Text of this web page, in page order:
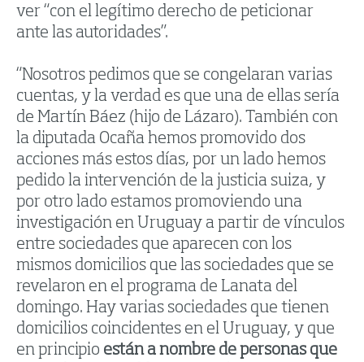
ver “con el legítimo derecho de peticionar
ante las autoridades”.
“Nosotros pedimos que se congelaran varias
cuentas, y la verdad es que una de ellas sería
de Martín Báez (hijo de Lázaro). También con
la diputada Ocaña hemos promovido dos
acciones más estos días, por un lado hemos
pedido la intervención de la justicia suiza, y
por otro lado estamos promoviendo una
investigación en Uruguay a partir de vínculos
entre sociedades que aparecen con los
mismos domicilios que las sociedades que se
revelaron en el programa de Lanata del
domingo. Hay varias sociedades que tienen
domicilios coincidentes en el Uruguay, y que
en principio están a nombre de personas que